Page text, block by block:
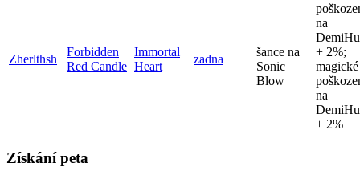
Zherlthsh
Forbidden
Red Candle
Immortal
Heart
zadna
šance na
Sonic
Blow
na
+ 2%;
magické
na
+ 2%
Získání peta